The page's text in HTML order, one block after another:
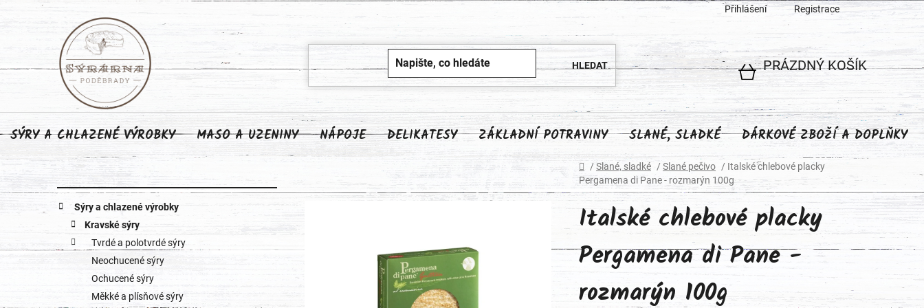
Přihlášení Registrace
NÁKUPNÍ
KOŠÍK
PRÁZDNÝ KOŠÍK
SÝRY A CHLAZENÉ VÝROBKY MASO A UZENINY NÁPOJE DELIKATESY ZÁKLADNÍ POTRAVINY SLANÉ, SLADKÉ DÁRKOVÉ ZBOŽÍ A DOPLŇKY
Domů
/Slané, sladké /Slané pečivo / Italské chlebové placky
Pergamena di Pane - rozmarýn 100g
P
s
Přeskočit
kategorie
K
t
Sýry a chlazené výrobky
Kravské sýry
Tvrdé a polotvrdé sýry
Neochucené sýry
Ochucené sýry
Měkké a plísňové sýry
Italské chlebové placky
Pergamena di Pane -
rozmarýn 100g